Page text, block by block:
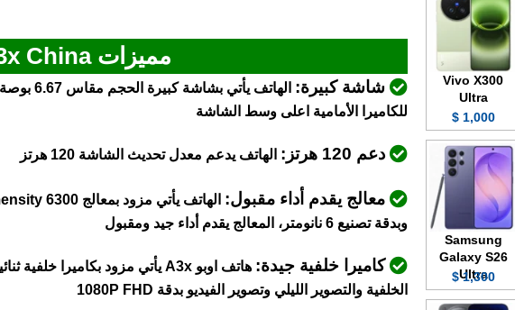
مميزات Oppo A3x China
شاشة كبيرة:
الهاتف
للكاميرا الأمامية اعلى وسط الشاشة
دعم 120 هرتز: الهاتف يدعم معدل تحديث الشاشة 120 هرتز
معالج يقدم أداء مقبول:
وبدقة تصنيع 6 نانومتر، المعالج يقدم أداء جيد ومقبول
كاميرا خلفية جيدة:
الخلفية والتصوير الليلي وتصوير الفيديو بدقة 1080P FHD
Vivo X300
Ultra
1,000 $
Samsung
Galaxy S26
Ultra
1,300 $